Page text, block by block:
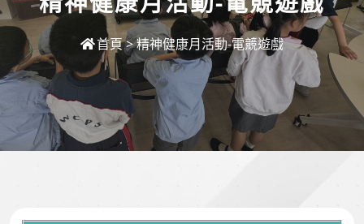
首頁>精神健康月活動-電競遊戲